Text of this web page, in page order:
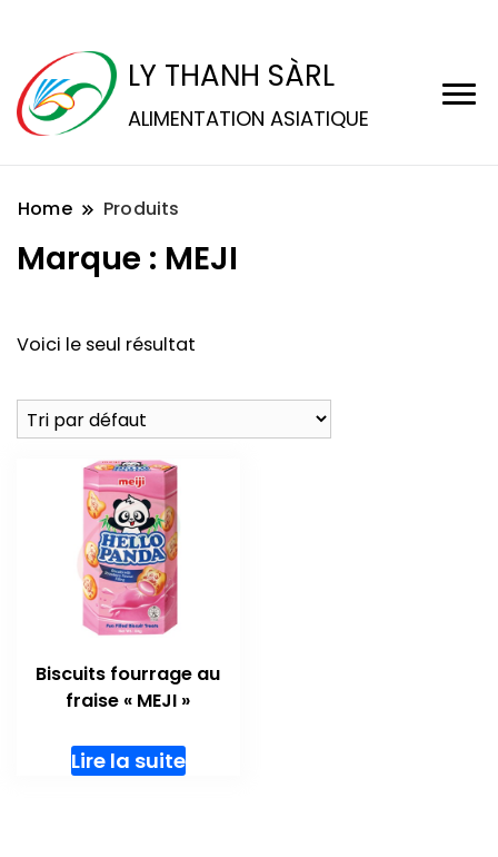
LY THANH SÀRL
ALIMENTATION ASIATIQUE
Home Produits
Marque : MEJI
Voici le seul résultat
Biscuits fourrage au
fraise « MEJI »
Lire la suite